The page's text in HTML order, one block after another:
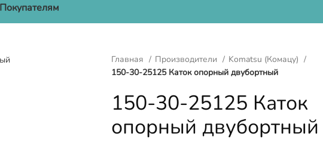
Покупателям
Главная Производители
Komatsu (Комацу)
150-30-25125 Каток опорный двубортный
150-30-25125 Каток
опорный двубортный